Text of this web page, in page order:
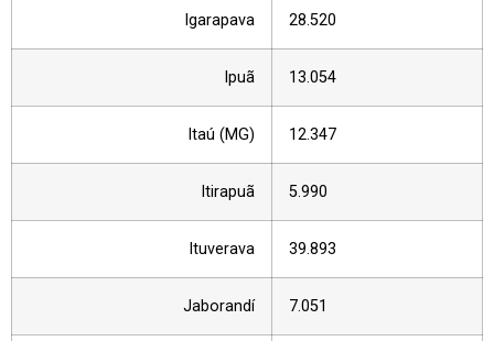
Igarapava 28.520
Ipuã 13.054
Itaú (MG) 12.347
Itirapuã 5.990
Ituverava 39.893
Jaborandí 7.051